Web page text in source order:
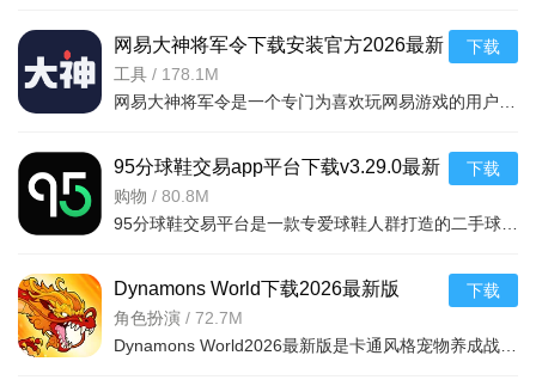
多风格切换。
3、简历助手：提供简历模板与内容指导，帮助用户根据求职
岗位需求定制专业简历，解决“简历无重点”“格式不规范”等问题;
4、私人助理：可协助用户整理信息、制定计划、设置提醒，
如安排日程、记录待办事项，成为日常事务管理的“贴身秘书”;
5、数码产品评测助手：根据用户需求分析并推荐合适的数码
产品，提供专业评测参考，简化选购决策。
6、场景化AI应用：按“AI生活”“AI休闲”“AI学习”“AI工作”分类提
供特色应用。
网易大神将军令下载安装官方2026最新
版v4.15.0安卓版
工具 / 178.1M
下载
95分球鞋交易app平台下载v3.29.0最新
版
购物 / 80.8M
下载
Dynamons World下载2026最新版
v1.12.62 安卓版
角色扮演 / 72.7M
下载